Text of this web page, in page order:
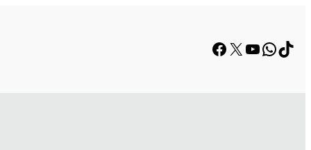
Facebook
X YouTube